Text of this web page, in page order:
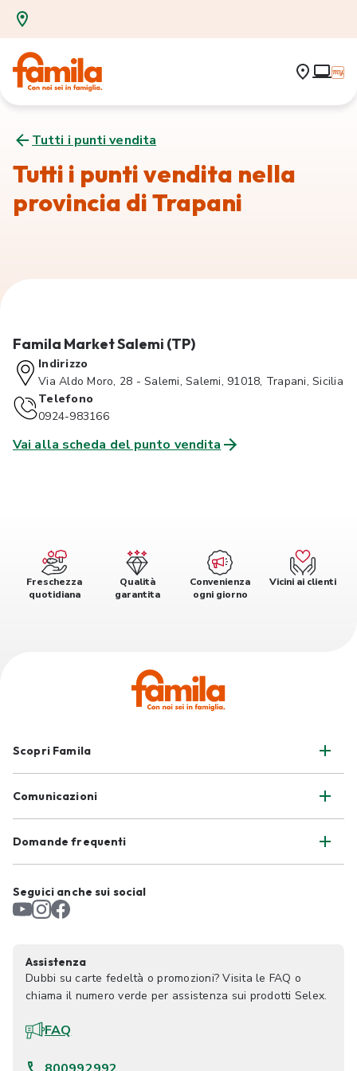
Tutti i punti vendita
Tutti i punti vendita nella
provincia di Trapani
Famila Market Salemi (TP)
Indirizzo
Via Aldo Moro, 28 - Salemi, Salemi, 91018, Trapani, Sicilia
Telefono
0924-983166
Vai alla scheda del punto vendita
Freschezza
quotidiana
Qualità
garantita
Convenienza
ogni giorno
Vicini ai clienti
Scopri Famila
Comunicazioni
Domande frequenti
Seguici anche sui social
Assistenza
Dubbi su carte fedeltà o promozioni? Visita le FAQ o
chiama il numero verde per assistenza sui prodotti Selex.
FAQ